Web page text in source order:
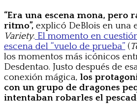
“Era una escena mona, pero
ritmo”, explicó DeBlois en una
Variety. El momento en
escena del “vuelo de prueba” (
los momentos más icónicos
Desdentao. Justo después de
conexión mágica, los
con un grupo de dragones
intentaban robarles el